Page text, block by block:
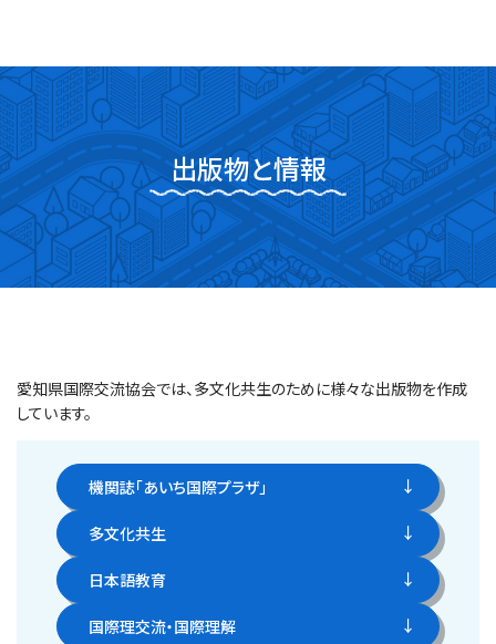
出版物と情報
愛知県国際交流協会では、多文化共生のために様々な出版物を作成
しています。
機関誌「あいち国際プラザ」
多文化共生
日本語教育
国際理交流・国際理解